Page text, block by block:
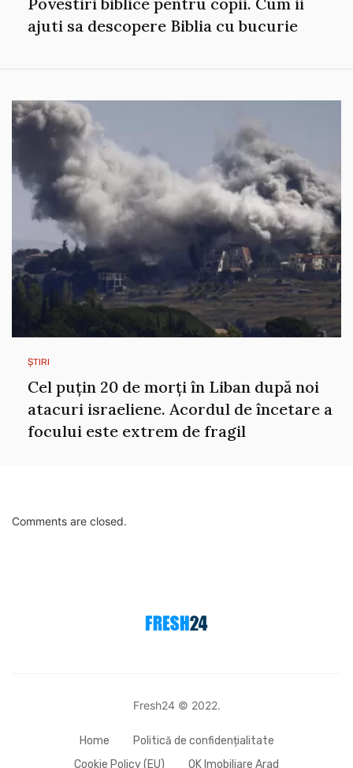
ajuti sa descopere Biblia cu bucurie
ȘTIRI
Cel puțin 20 de morți în Liban după noi
atacuri israeliene. Acordul de încetare a
focului este extrem de fragil
Comments are closed.
Fresh24 © 2022.
Home
Politică de confidențialitate
Cookie Policy (EU)
OK Imobiliare Arad